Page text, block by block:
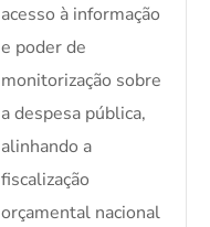
acesso à informação
e poder de
monitorização sobre
a despesa pública,
alinhando a
fiscalização
orçamental nacional